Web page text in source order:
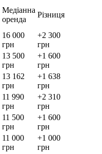
Медіанна
оренда
Різниця
16 000
грн
+2 300
грн
13 500
грн
+1 600
грн
13 162
грн
+1 638
грн
11 990
грн
+2 310
грн
11 500
грн
+1 600
грн
11 000
грн
+1 000
грн